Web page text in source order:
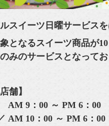
スイーツ日曜サービスを
となるスイーツ商品が10
みのサービスとなってお
舗】
AM 9：00 ～ PM 6：
AM 10：00 ～ PM 6：